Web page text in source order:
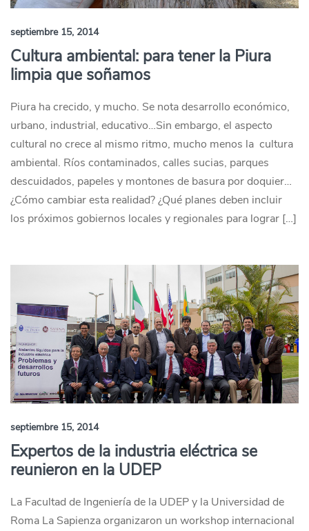
septiembre 15, 2014
Cultura ambiental: para tener la Piura
limpia que soñamos
Piura ha crecido, y mucho. Se nota desarrollo económico,
urbano, industrial, educativo…Sin embargo, el aspecto
cultural no crece al mismo ritmo, mucho menos la cultura
ambiental. Ríos contaminados, calles sucias, parques
descuidados, papeles y montones de basura por doquier…
¿Cómo cambiar esta realidad? ¿Qué planes deben incluir
los próximos gobiernos locales y regionales para lograr […]
septiembre 15, 2014
Expertos de la industria eléctrica se
reunieron en la UDEP
La Facultad de Ingeniería de la UDEP y la Universidad de
Roma La Sapienza organizaron un workshop internacional